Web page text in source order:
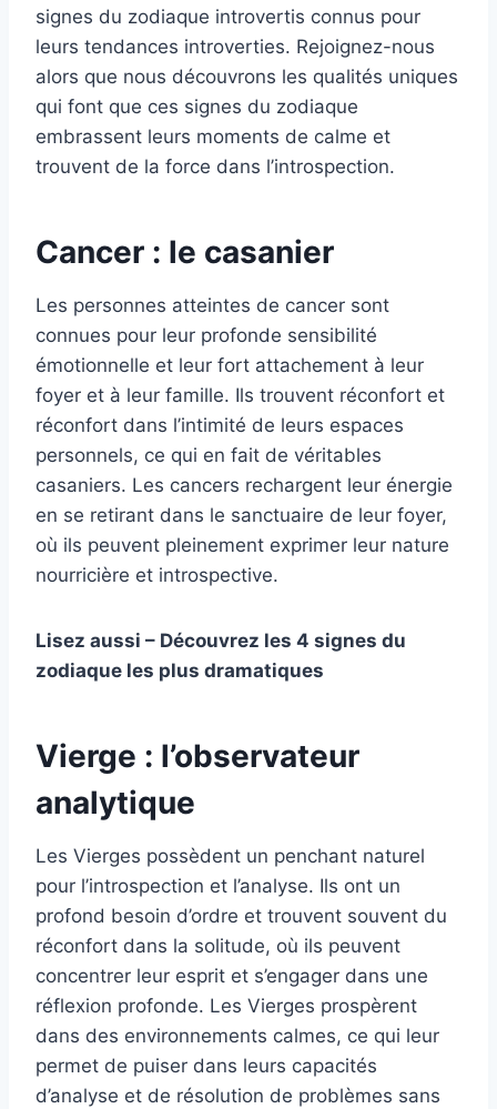
signes du zodiaque introvertis connus pour
leurs tendances introverties. Rejoignez-nous
alors que nous découvrons les qualités uniques
qui font que ces signes du zodiaque
embrassent leurs moments de calme et
trouvent de la force dans l’introspection.
Cancer : le casanier
Les personnes atteintes de cancer sont
connues pour leur profonde sensibilité
émotionnelle et leur fort attachement à leur
foyer et à leur famille. Ils trouvent réconfort et
réconfort dans l’intimité de leurs espaces
personnels, ce qui en fait de véritables
casaniers. Les cancers rechargent leur énergie
en se retirant dans le sanctuaire de leur foyer,
où ils peuvent pleinement exprimer leur nature
nourricière et introspective.
Lisez aussi – Découvrez les 4 signes du
zodiaque les plus dramatiques
Vierge : l’observateur
analytique
Les Vierges possèdent un penchant naturel
pour l’introspection et l’analyse. Ils ont un
profond besoin d’ordre et trouvent souvent du
réconfort dans la solitude, où ils peuvent
concentrer leur esprit et s’engager dans une
réflexion profonde. Les Vierges prospèrent
dans des environnements calmes, ce qui leur
permet de puiser dans leurs capacités
d’analyse et de résolution de problèmes sans